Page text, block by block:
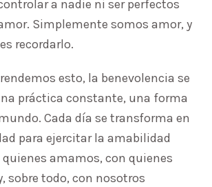
a nadie ni ser perfectos
Simplemente somos amor, y
recordarlo.
esto, la benevolencia se
práctica constante, una forma
Cada día se transforma en
para ejercitar la amabilidad
amamos, con quienes
sobre todo, con nosotros